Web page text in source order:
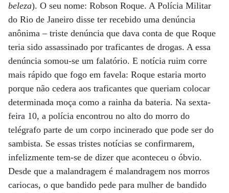
beleza). O seu nome: Robson Roque. A Polícia Militar
do Rio de Janeiro disse ter recebido uma denúncia
anônima – triste denúncia que dava conta de que Roque
teria sido assassinado por traficantes de drogas. A essa
denúncia somou-se um falatório. E notícia ruim corre
mais rápido que fogo em favela: Roque estaria morto
porque não cedera aos traficantes que queriam colocar
determinada moça como a rainha da bateria. Na sexta-
feira 10, a polícia encontrou no alto do morro do
telégrafo parte de um corpo incinerado que pode ser do
sambista. Se essas tristes notícias se confirmarem,
infelizmente tem-se de dizer que aconteceu o óbvio.
Desde que a malandragem é malandragem nos morros
cariocas, o que bandido pede para mulher de bandido